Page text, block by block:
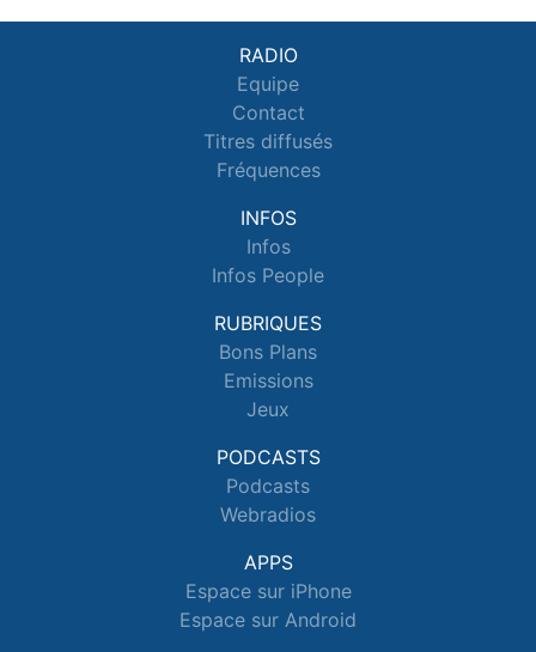
RADIO
Equipe
Contact
Titres diffusés
Fréquences
INFOS
Infos
Infos People
RUBRIQUES
Bons Plans
Emissions
Jeux
PODCASTS
Podcasts
Webradios
APPS
Espace sur iPhone
Espace sur Android